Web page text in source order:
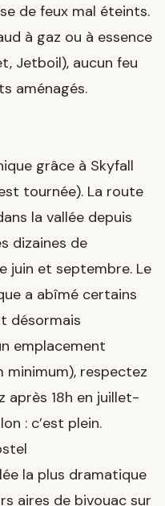
de feux mal éteints.
à gaz ou à essence
Jetboil), aucun feu
aménagés.
grâce à Skyfall
tournée). La route
la vallée depuis
dizaines de
juin et septembre. Le
a abîmé certains
désormais
emplacement
minimum), respectez
après 18h en juillet-
: c’est plein.
la plus dramatique
aires de bivouac sur